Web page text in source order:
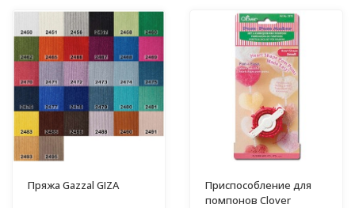
Пряжа Gazzal GIZA
Приспособление для
помпонов Clover